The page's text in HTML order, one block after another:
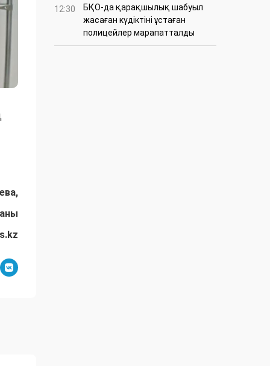
12:30
БҚО-да қарақшылық шабуыл
жасаған күдіктіні ұстаған
полицейлер марапатталды